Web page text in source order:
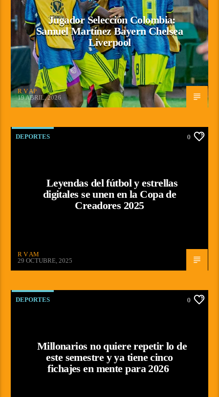
Jugador Selección Colombia:
Samuel Martínez Bayern Chelsea
Liverpool
R V AP
19 ABRIL, 2026
DEPORTES 0
Leyendas del fútbol y estrellas
digitales se unen en la Copa de
Creadores 2025
R V AM
29 OCTUBRE, 2025
DEPORTES 0
Millonarios no quiere repetir lo de
este semestre y ya tiene cinco
fichajes en mente para 2026